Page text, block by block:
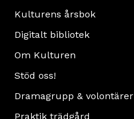
Kulturens årsbok
Digitalt bibliotek
Om Kulturen
Stöd oss!
Dramagrupp & volontärer
Praktik trädgård